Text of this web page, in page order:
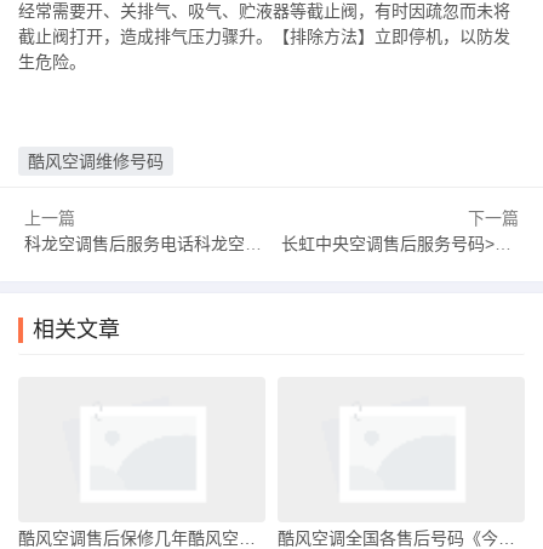
经常需要开、关排气、吸气、贮液器等截止阀，有时因疏忽而未将
截止阀打开，造成排气压力骤升。【排除方法】立即停机，以防发
生危险。
酷风空调维修号码
上一篇
科龙空调售后服务电话科龙空调售后服务维修中心官网
下一篇
长虹中央空调售后服务号码>2025已更新(今日/推荐}长虹中央空调24小时服务电话
相关文章